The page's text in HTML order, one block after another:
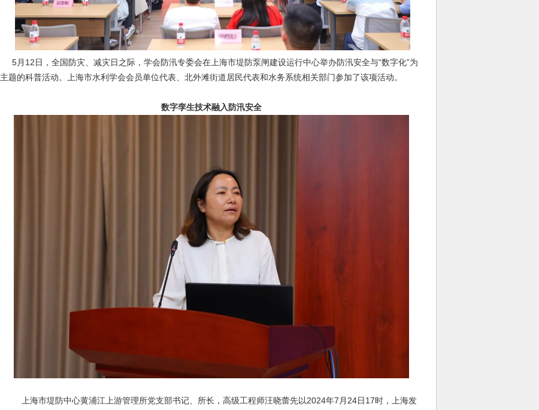
5月12日，全国防灾、减灾日之际，学会防汛专委会在上海市堤防泵闸建设运行中心举办防汛安全与“数字化”为
主题的科普活动。上海市水利学会会员单位代表、北外滩街道居民代表和水务系统相关部门参加了该项活动。
数字孪生技术融入防汛安全
上海市堤防中心黄浦江上游管理所党支部书记、所长，高级工程师汪晓蕾先以2024年7月24日17时，上海发